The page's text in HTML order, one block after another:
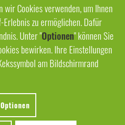
Cookies verwenden, um Ihnen
zu ermöglichen. Dafür
Unter "Optionen" können Sie
bewirken. Ihre Einstellungen
am Bildschirmrand
Optionen